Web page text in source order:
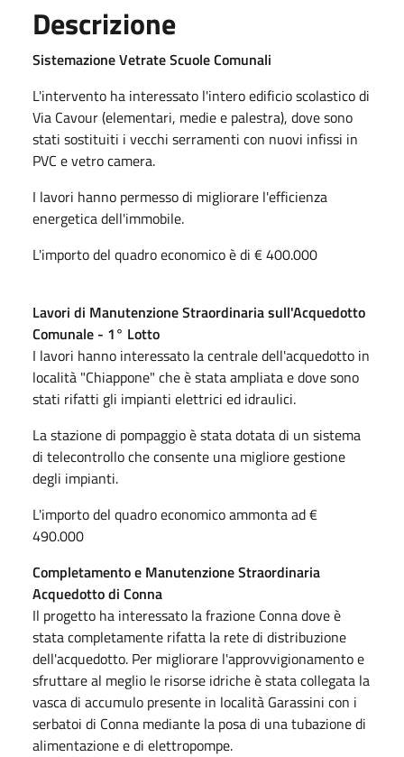
Descrizione
Sistemazione Vetrate Scuole Comunali
L'intervento ha interessato l'intero edificio scolastico di
Via Cavour (elementari, medie e palestra), dove sono
stati sostituiti i vecchi serramenti con nuovi infissi in
PVC e vetro camera.
I lavori hanno permesso di migliorare l'efficienza
energetica dell'immobile.
L'importo del quadro economico è di € 400.000
Lavori di Manutenzione Straordinaria sull'Acquedotto
Comunale - 1° Lotto
I lavori hanno interessato la centrale dell'acquedotto in
località "Chiappone" che è stata ampliata e dove sono
stati rifatti gli impianti elettrici ed idraulici.
La stazione di pompaggio è stata dotata di un sistema
di telecontrollo che consente una migliore gestione
degli impianti.
L'importo del quadro economico ammonta ad €
490.000
Completamento e Manutenzione Straordinaria
Acquedotto di Conna
Il progetto ha interessato la frazione Conna dove è
stata completamente rifatta la rete di distribuzione
dell'acquedotto. Per migliorare l'approvvigionamento e
sfruttare al meglio le risorse idriche è stata collegata la
vasca di accumulo presente in località Garassini con i
serbatoi di Conna mediante la posa di una tubazione di
alimentazione e di elettropompe.